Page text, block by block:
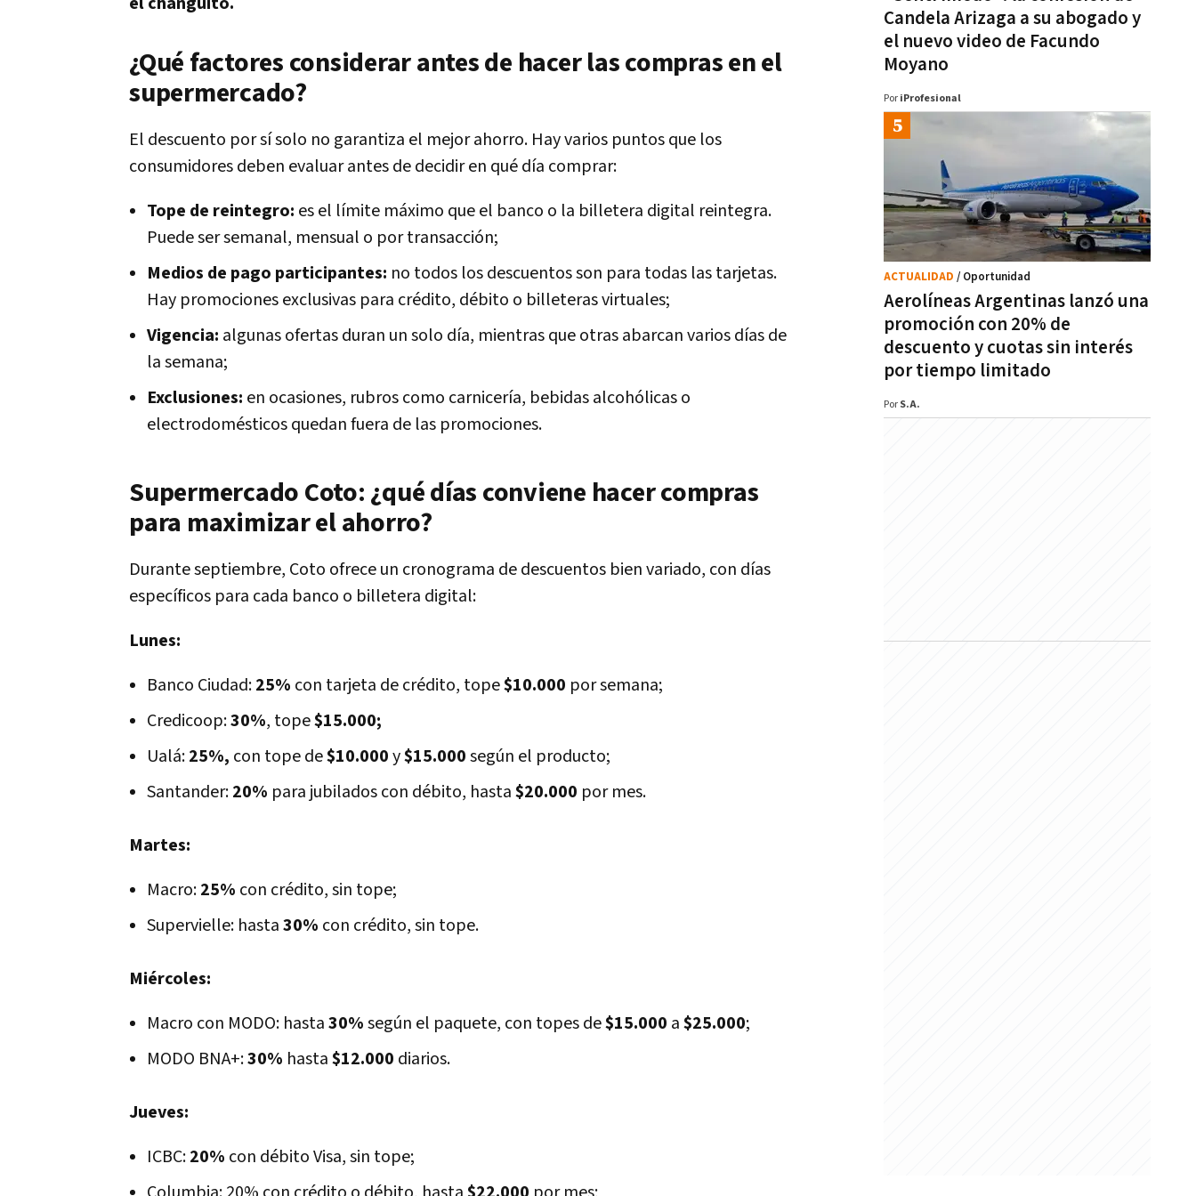
¿Qué factores considerar antes de hacer las compras en el
supermercado?
El descuento por sí solo no garantiza el mejor ahorro. Hay varios puntos que los
consumidores deben evaluar antes de decidir en qué día comprar:
Tope de reintegro: es el límite máximo que el banco o la billetera digital reintegra.
Puede ser semanal, mensual o por transacción;
Medios de pago participantes: no todos los descuentos son para todas las tarjetas.
Hay promociones exclusivas para crédito, débito o billeteras virtuales;
Vigencia: algunas ofertas duran un solo día, mientras que otras abarcan varios días de
la semana;
Exclusiones: en ocasiones, rubros como carnicería, bebidas alcohólicas o
electrodomésticos quedan fuera de las promociones.
Supermercado Coto: ¿qué días conviene hacer compras
para maximizar el ahorro?
Durante septiembre, Coto ofrece un cronograma de descuentos bien variado, con días
específicos para cada banco o billetera digital:
Lunes:
Banco Ciudad:25% con tarjeta de crédito, tope$10.000 por semana;
Credicoop:30%, tope$15.000;
Ualá:25%, con tope de$10.000y$15.000según el producto;
Santander:20% para jubilados con débito, hasta$20.000 por mes.
Martes:
Macro:25% con crédito, sin tope;
Supervielle: hasta30% con crédito, sin tope.
Miércoles:
Macro con MODO: hasta30%según el paquete, con topes de$15.000 a$25.000;
MODO BNA+:30% hasta$12.000 diarios.
Jueves:
ICBC:20% con débito Visa, sin tope;
Candela Arizaga a su abogado y
el nuevo video de Facundo
Moyano
Por iProfesional
Aerolíneas Argentinas lanzó una
promoción con 20% de
descuento y cuotas sin interés
por tiempo limitado
ACTUALIDAD / Oportunidad
Por S.A.